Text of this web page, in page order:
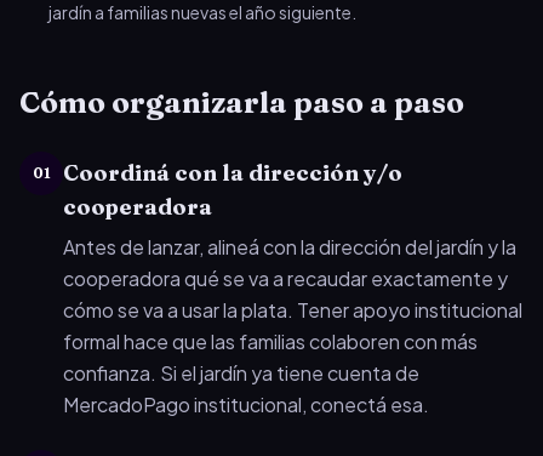
jardín a familias nuevas el año siguiente.
Cómo organizarla paso a paso
01
Coordiná con la dirección y/o
cooperadora
Antes de lanzar, alineá con la dirección del jardín y la
cooperadora qué se va a recaudar exactamente y
cómo se va a usar la plata. Tener apoyo institucional
formal hace que las familias colaboren con más
confianza. Si el jardín ya tiene cuenta de
MercadoPago institucional, conectá esa.